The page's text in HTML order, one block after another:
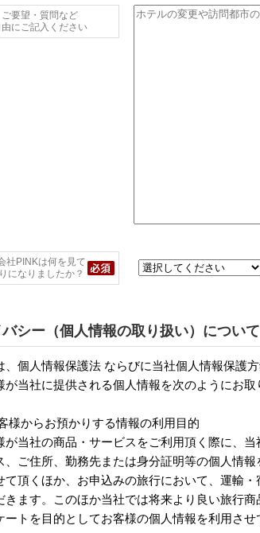
ご要望・質問など
由にご記入ください
社PINKは何を見て
になりましたか？
シー（個人情報の取り扱い）について